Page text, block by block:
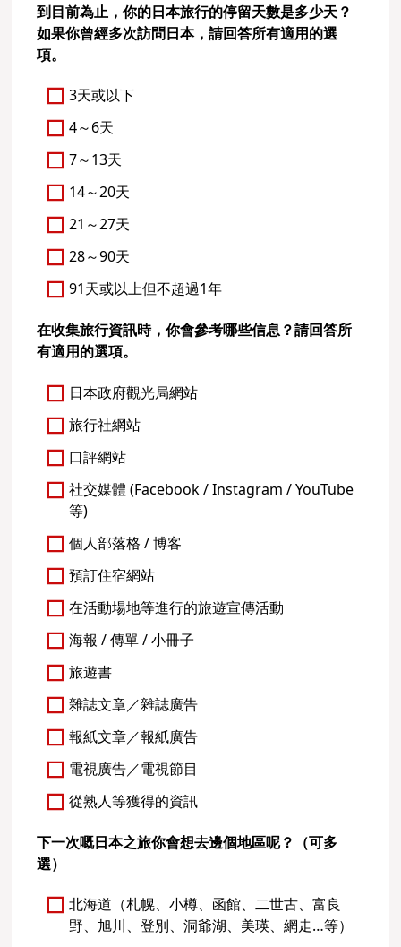
到目前為止，你的日本旅行的停留天數是多少天？
如果你曾經多次訪問日本，請回答所有適用的選
項。
3天或以下
4～6天
7～13天
14～20天
21～27天
28～90天
91天或以上但不超過1年
在收集旅行資訊時，你會參考哪些信息？請回答所
有適用的選項。
日本政府觀光局網站
旅行社網站
口評網站
社交媒體 (Facebook / Instagram / YouTube
等)
個人部落格 / 博客
預訂住宿網站
在活動場地等進行的旅遊宣傳活動
海報 / 傳單 / 小冊子
旅遊書
雜誌文章／雜誌廣告
報紙文章／報紙廣告
電視廣告／電視節目
從熟人等獲得的資訊
下一次嘅日本之旅你會想去邊個地區呢？（可多
選）
北海道（札幌、小樽、函館、二世古、富良
野、旭川、登別、洞爺湖、美瑛、網走…等）